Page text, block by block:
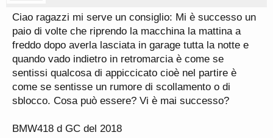
Ciao ragazzi mi serve un consiglio: Mi è successo un
paio di volte che riprendo la macchina la mattina a
freddo dopo averla lasciata in garage tutta la notte e
quando vado indietro in retromarcia è come se
sentissi qualcosa di appiccicato cioè nel partire è
come se sentisse un rumore di scollamento o di
sblocco. Cosa può essere? Vi è mai successo?
BMW418 d GC del 2018